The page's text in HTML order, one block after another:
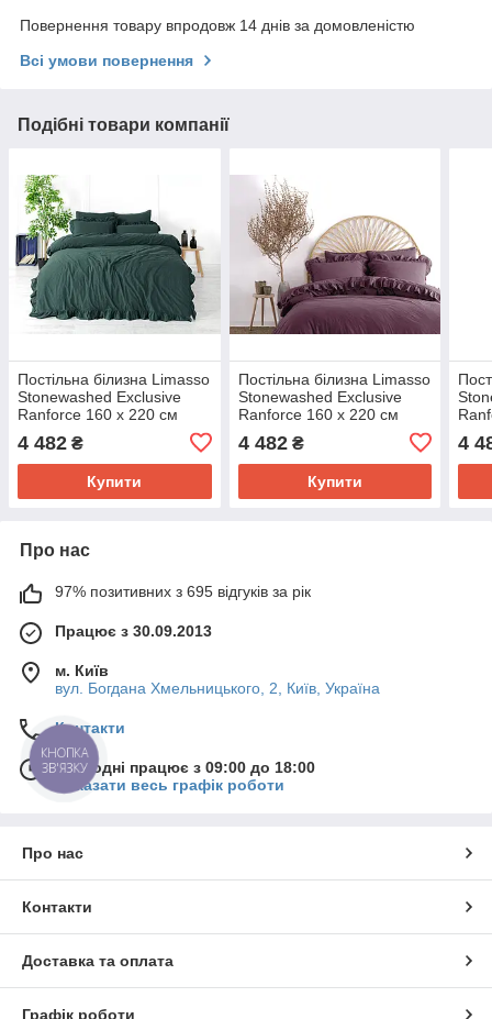
Повернення товару впродовж 14 днів за домовленістю
Всі умови повернення
Подібні товари компанії
Постільна білизна Limasso
Stonewashed Exclusive
Ranforce 160 х 220 см
4 482 ₴
Купити
Постільна білизна Limasso
Stonewashed Exclusive
Ranforce 160 х 220 см
4 482₴
Купити
4
Про нас
97% позитивних з 695 відгуків за рік
Працює з 30.09.2013
м. Київ
вул. Богдана Хмельницького, 2, Київ, Україна
Контакти
Сьогодні працює з 09:00 до 18:00
Показати весь графік роботи
Про нас
Контакти
Доставка та оплата
Графік роботи
КНОПКА
ЗВ'ЯЗКУ